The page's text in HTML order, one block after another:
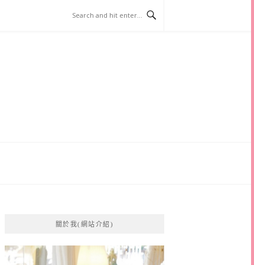
關於我(網站介紹)